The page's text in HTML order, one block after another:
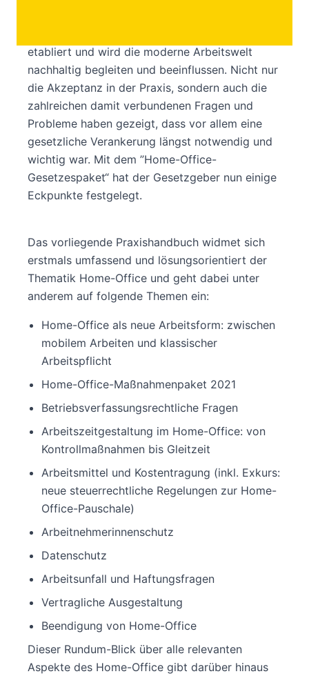
etabliert und wird die moderne Arbeitswelt
nachhaltig begleiten und beeinflussen. Nicht nur
die Akzeptanz in der Praxis, sondern auch die
zahlreichen damit verbundenen Fragen und
Probleme haben gezeigt, dass vor allem eine
gesetzliche Verankerung längst notwendig und
wichtig war. Mit dem ”Home-Office-
Gesetzespaket“ hat der Gesetzgeber nun einige
Eckpunkte festgelegt.
Das vorliegende Praxishandbuch widmet sich
erstmals umfassend und lösungsorientiert der
Thematik Home-Office und geht dabei unter
anderem auf folgende Themen ein:
Home-Office als neue Arbeitsform: zwischen
mobilem Arbeiten und klassischer
Arbeitspflicht
Home-Office-Maßnahmenpaket 2021
Betriebsverfassungsrechtliche Fragen
Arbeitszeitgestaltung im Home-Office: von
Kontrollmaßnahmen bis Gleitzeit
Arbeitsmittel und Kostentragung (inkl. Exkurs:
neue steuerrechtliche Regelungen zur Home-
Office-Pauschale)
Arbeitnehmerinnenschutz
Datenschutz
Arbeitsunfall und Haftungsfragen
Vertragliche Ausgestaltung
Beendigung von Home-Office
Dieser Rundum-Blick über alle relevanten
Aspekte des Home-Office gibt darüber hinaus